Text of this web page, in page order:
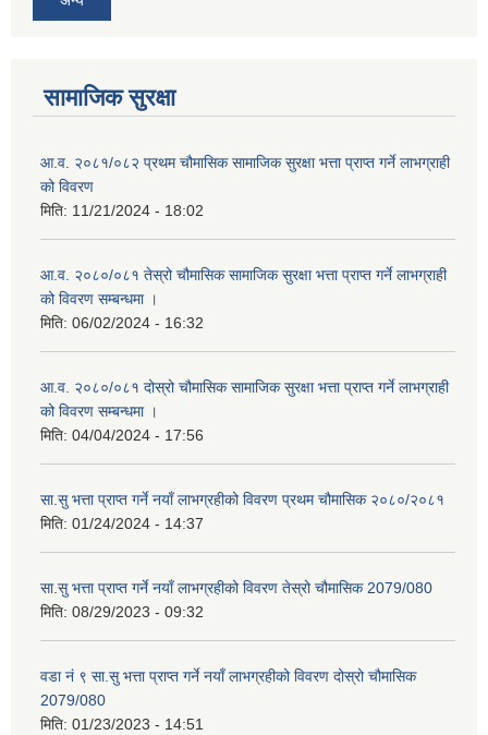
सामाजिक सुरक्षा
आ.व. २०८१/०८२ प्रथम चौमासिक सामाजिक सुरक्षा भत्ता प्राप्त गर्ने लाभग्राही
को विवरण
मिति: 11/21/2024 - 18:02
आ.व. २०८०/०८१ तेस्रो चौमासिक सामाजिक सुरक्षा भत्ता प्राप्त गर्ने लाभग्राही
को विवरण सम्बन्धमा ।
मिति: 06/02/2024 - 16:32
आ.व. २०८०/०८१ दोस्रो चौमासिक सामाजिक सुरक्षा भत्ता प्राप्त गर्ने लाभग्राही
को विवरण सम्बन्धमा ।
मिति: 04/04/2024 - 17:56
सा.सु भत्ता प्राप्त गर्ने नयाँ लाभग्रहीको विवरण प्रथम चौमासिक २०८०/२०८१
मिति: 01/24/2024 - 14:37
सा.सु भत्ता प्राप्त गर्ने नयाँ लाभग्रहीको विवरण तेस्रो चौमासिक 2079/080
मिति: 08/29/2023 - 09:32
वडा नं ९ सा.सु भत्ता प्राप्त गर्ने नयाँ लाभग्रहीको विवरण दोस्रो चौमासिक
2079/080
मिति: 01/23/2023 - 14:51